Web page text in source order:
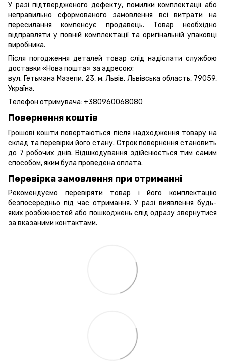
У разі підтвердженого дефекту, помилки комплектації або
неправильно сформованого замовлення всі витрати на
пересилання компенсує продавець. Товар необхідно
відправляти у повній комплектації та оригінальній упаковці
виробника.
Після погодження деталей товар слід надіслати службою
доставки «Нова пошта» за адресою:
вул. Гетьмана Мазепи, 23, м. Львів, Львівська область, 79059,
Україна.
Телефон отримувача: +380960068080
Повернення коштів
Грошові кошти повертаються після надходження товару на
склад та перевірки його стану. Строк повернення становить
до 7 робочих днів. Відшкодування здійснюється тим самим
способом, яким була проведена оплата.
Перевірка замовлення при отриманні
Рекомендуємо перевіряти товар і його комплектацію
безпосередньо під час отримання. У разі виявлення будь-
яких розбіжностей або пошкоджень слід одразу звернутися
за вказаними контактами.